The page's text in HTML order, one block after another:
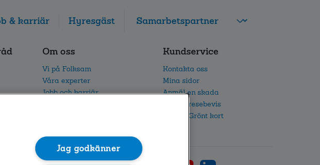
& karriär
Hyresgäst
Tjänstepension
grupp
Leverantörswebb
Om oss
Vi på Folksam
Våra experter
Jobb och karriär
Kundservice
Kontakta oss
Mina sidor
Anmäl en skada
Beställ resebevis
Beställ Grönt kort
Jag godkänner